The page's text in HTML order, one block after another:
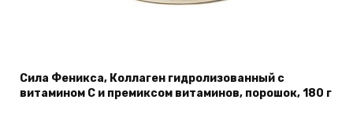
Сила Феникса, Коллаген гидролизованный с
витамином С и премиксом витаминов, порошок, 180 г